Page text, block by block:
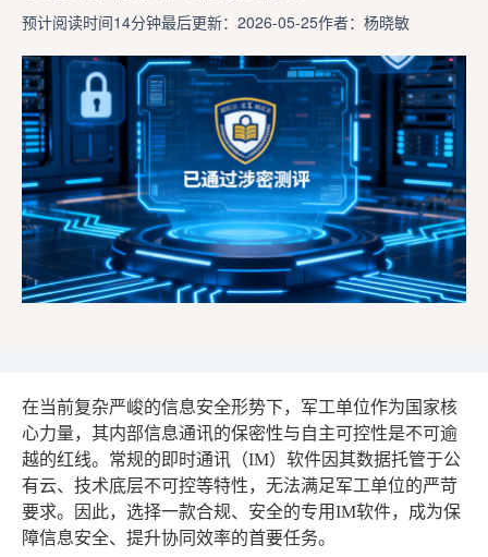
预计阅读时间14分钟最后更新：2026-05-25作者：杨晓敏
在当前复杂严峻的信息安全形势下，军工单位作为国家核
心力量，其内部信息通讯的保密性与自主可控性是不可逾
越的红线。常规的即时通讯（IM）软件因其数据托管于公
有云、技术底层不可控等特性，无法满足军工单位的严苛
要求。因此，选择一款合规、安全的专用IM软件，成为保
障信息安全、提升协同效率的首要任务。